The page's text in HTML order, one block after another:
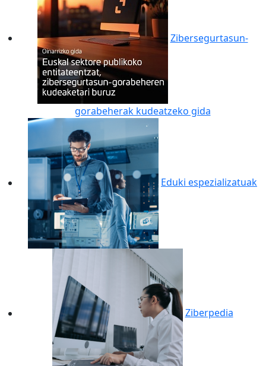
Zibersegurtasun-
gorabeherak kudeatzeko gida
Eduki espezializatuak
Ziberpedia